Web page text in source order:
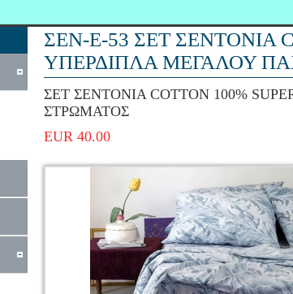
ΣΕΝ-Ε-53 ΣΕΤ ΣΕΝΤΟΝΙΑ
ΥΠΕΡΔΙΠΛΑ ΜΕΓΑΛΟΥ
ΣΕΤ ΣΕΝΤΟΝΙΑ COTTON 100%
ΣΤΡΩΜΑΤΟΣ
EUR 40.00